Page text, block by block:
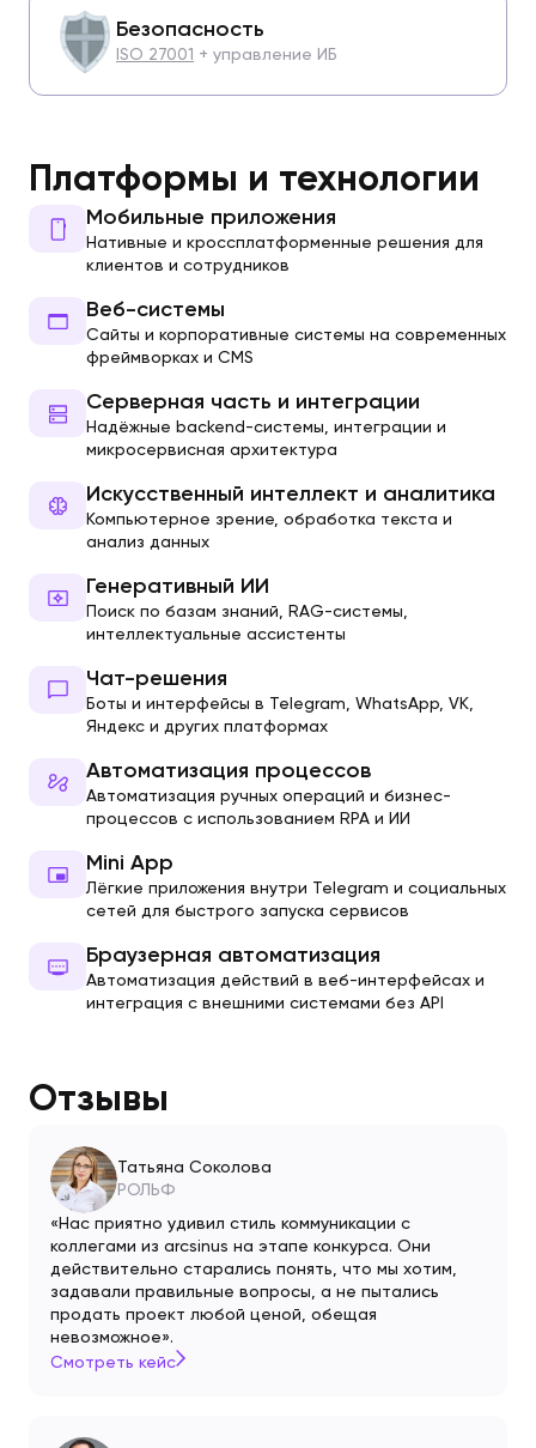
Безопасность
ISO 27001 + управление ИБ
Платформы и технологии
Мобильные приложения
Нативные и кроссплатформенные решения для
клиентов и сотрудников
Веб-системы
Сайты и корпоративные системы на современных
фреймворках и CMS
Серверная часть и интеграции
Надёжные backend-системы, интеграции и
микросервисная архитектура
Искусственный интеллект и аналитика
Компьютерное зрение, обработка текста и
анализ данных
Генеративный ИИ
Поиск по базам знаний, RAG-системы,
интеллектуальные ассистенты
Чат-решения
Боты и интерфейсы в Telegram, WhatsApp, VK,
Яндекс и других платформах
Автоматизация процессов
Автоматизация ручных операций и бизнес-
процессов с использованием RPA и ИИ
Mini App
Лёгкие приложения внутри Telegram и социальных
сетей для быстрого запуска сервисов
Браузерная автоматизация
Автоматизация действий в веб-интерфейсах и
интеграция с внешними системами без API
Отзывы
Татьяна Соколова
РОЛЬФ
«Нас приятно удивил стиль коммуникации с
коллегами из arcsinus на этапе конкурса. Они
действительно старались понять, что мы хотим,
задавали правильные вопросы, а не пытались
продать проект любой ценой, обещая
невозможное».
Смотреть кейс